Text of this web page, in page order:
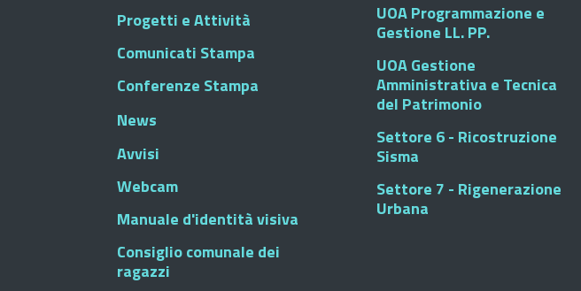
Progetti e Attività
Comunicati Stampa
Conferenze Stampa
News
Avvisi
Webcam
Manuale d'identità visiva
Consiglio comunale dei
ragazzi
UOA Programmazione e
Gestione LL. PP.
UOA Gestione
Amministrativa e Tecnica
del Patrimonio
Settore 6 - Ricostruzione
Sisma
Settore 7 - Rigenerazione
Urbana